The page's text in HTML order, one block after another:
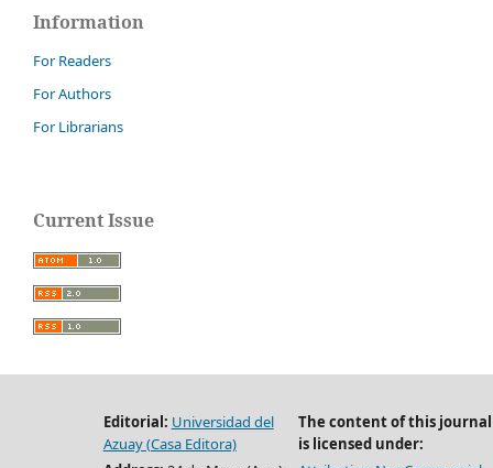
Information
For Readers
For Authors
For Librarians
Current Issue
Editorial: Universidad del
Azuay (Casa Editora)
The content of this journal
is licensed under: